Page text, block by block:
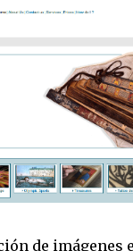
de imágenes